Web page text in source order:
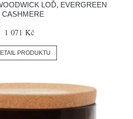
LOĎ, EVERGREEN
CASHMERE
1 071 Kč
PRODUKTU